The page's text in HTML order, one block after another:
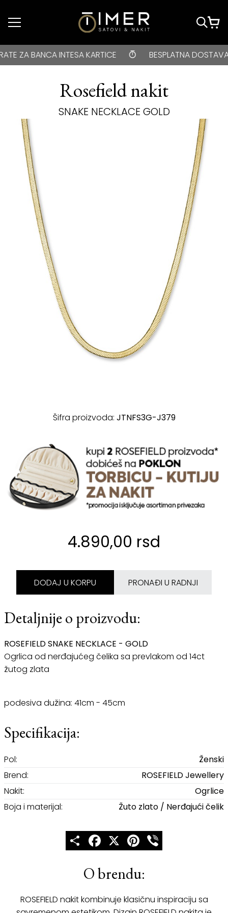
Idi do glavnog
BESPLATNA DOSTAVA za kupovine veće od 3000 rsd •
INTESA KARTICE BESPLATNA DOSTAVA za
Rosefield nakit
SNAKE NECKLACE GOLD
Šifra proizvoda: JTNFS3G-J379
4.890,00 rsd
DODAJ U KORPU PRONAĐI U RADNJI
Detaljnije o proizvodu:
ROSEFIELD SNAKE NECKLACE - GOLD
Ogrlica od nerđajućeg čelika sa prevlakom od 14ct
žutog zlata
podesiva dužina: 41cm - 45cm
Specifikacija:
Pol:
Ženski
Brend:
ROSEFIELD Jewellery
Nakit:
Ogrlice
Boja i materijal:
Žuto zlato / Nerđajući čelik
ShareFacebook
X Pinterest
O brendu:
ROSEFIELD nakit kombinuje klasičnu inspiraciju sa